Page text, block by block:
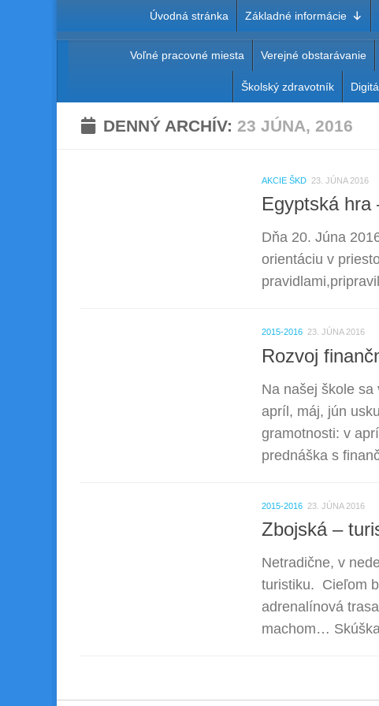
Preskočiť na obsahÚvodná stránka Základné informácie
Základná škola Pavla
Voľné pracovné miesta Verejné obstarávanie
Školský zdravotník
DENNÝ ARCHÍV: 23 JÚNA, 2016
AKCIE ŠKD 23. JÚNA 2016
Egyptská hra
Dňa 20. Júna
orientáciu v
2015-2016 23. JÚNA 2016
Rozvoj
Na našej škole
apríl, máj, jún
gramotnosti: v
prednáška s
2015-2016 23. JÚNA 2016
Zbojská –
Netradične, v
turistiku. Cieľom
adrenalínová
machom…